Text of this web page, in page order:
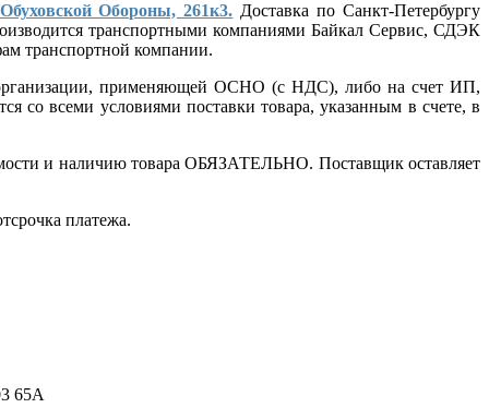
Обороны, 261к3. Доставка по Санкт-Петербургу
транспортными компаниями Байкал Сервис, СДЭК
транспортной компании.
организации, применяющей ОСНО (с НДС), либо на счет ИП,
со всеми условиями поставки товара, указанным в счете, в
и наличию товара ОБЯЗАТЕЛЬНО. Поставщик оставляет
платежа.
65А